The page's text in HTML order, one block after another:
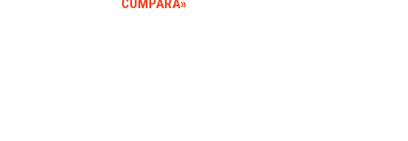
CUMPARA»